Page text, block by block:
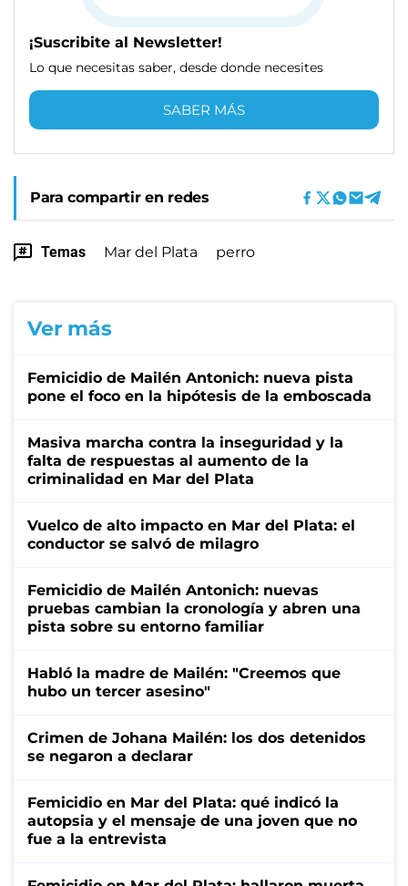
¡Suscribite al Newsletter!
Lo que necesitas saber, desde donde necesites
SABER MÁS
Para compartir en redes
Temas Mar del Plata perro
Ver más
Femicidio de Mailén Antonich: nueva pista
pone el foco en la hipótesis de la emboscada
Masiva marcha contra la inseguridad y la
falta de respuestas al aumento de la
criminalidad en Mar del Plata
Vuelco de alto impacto en Mar del Plata: el
conductor se salvó de milagro
Femicidio de Mailén Antonich: nuevas
pruebas cambian la cronología y abren una
pista sobre su entorno familiar
Habló la madre de Mailén: "Creemos que
hubo un tercer asesino"
Crimen de Johana Mailén: los dos detenidos
se negaron a declarar
Femicidio en Mar del Plata: qué indicó la
autopsia y el mensaje de una joven que no
fue a la entrevista